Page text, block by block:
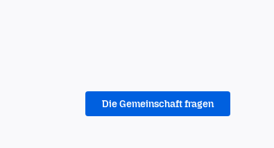
Die Gemeinschaft fragen